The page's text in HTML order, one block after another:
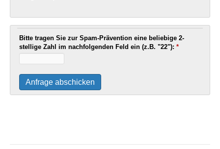
Bitte tragen Sie zur Spam-Prävention eine beliebige 2-
stellige Zahl im nachfolgenden Feld ein (z.B. "22"): *